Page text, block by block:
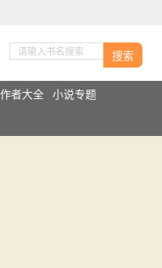
搜索
作者大全 小说专题